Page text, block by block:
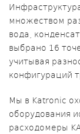
множеством
вода,
выбрано 16
учитывая
конфигураций
Мы в Katronic
оборудования
расходомеры